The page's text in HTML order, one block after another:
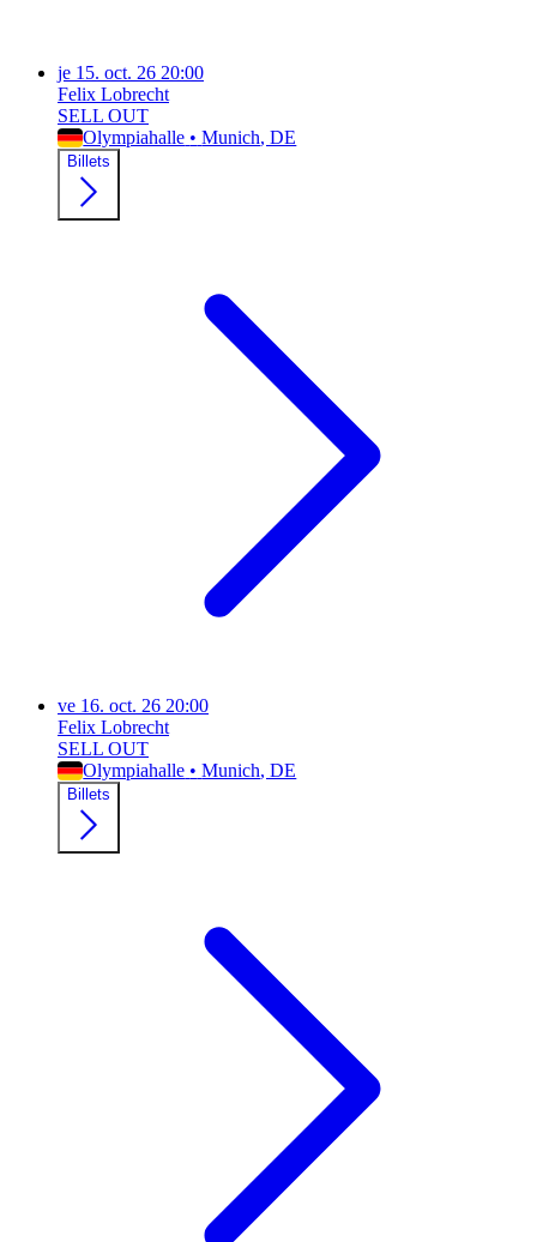
je 15. oct. 26 20:00
Felix Lobrecht
SELL OUT
Olympiahalle • Munich, DE
Billets
ve 16. oct. 26 20:00
Felix Lobrecht
SELL OUT
Olympiahalle • Munich, DE
Billets